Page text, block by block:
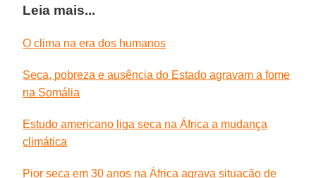
Leia mais...
O clima na era dos humanos
Seca, pobreza e ausência do Estado agravam a fome
na Somália
Estudo americano liga seca na África a mudança
climática
Pior seca em 30 anos na África agrava situação de